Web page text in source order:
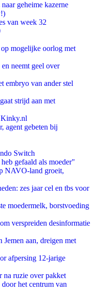
geheime kazerne
van week 32
mogelijke oorlog met
neemt geel over
embryo van ander stel
strijd aan met
Kinky.nl
agent gebeten bij
Switch
gefaald als moeder"
NAVO-land groeit,
zes jaar cel en tbs voor
moedermelk, borstvoeding
verspreiden desinformatie
aan, dreigen met
afpersing 12-jarige
na ruzie over pakket
het centrum van